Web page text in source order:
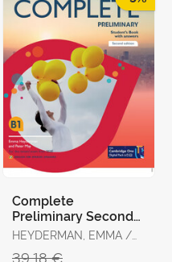
Complete
Preliminary Second
Edition English For
Spanish Speakers
HEYDERMAN, EMMA /
39,18 €